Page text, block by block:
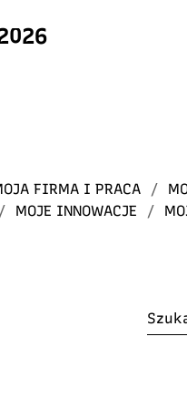
FIRMA I PRACA /
/ MOJE INNOWACJE /